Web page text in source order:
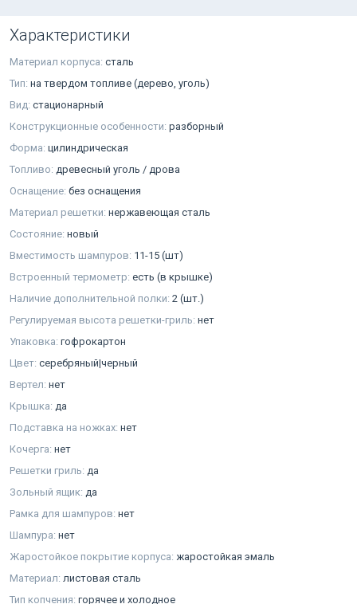
Характеристики
Материал корпуса: сталь
Тип: на твердом топливе (дерево, уголь)
Вид: стационарный
Конструкционные особенности: разборный
Форма: цилиндрическая
Топливо: древесный уголь / дрова
Оснащение: без оснащения
Материал решетки: нержавеющая сталь
Состояние: новый
Вместимость шампуров: 11-15 (шт)
Встроенный термометр: есть (в крышке)
Наличие дополнительной полки: 2 (шт.)
Регулируемая высота решетки-гриль: нет
Упаковка: гофрокартон
Цвет: серебряный|черный
Вертел: нет
Крышка: да
Подставка на ножках: нет
Кочерга: нет
Решетки гриль: да
Зольный ящик: да
Рамка для шампуров: нет
Шампура: нет
Жаростойкое покрытие корпуса: жаростойкая эмаль
Материал: листовая сталь
Тип копчения: горячее и холодное